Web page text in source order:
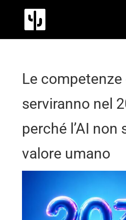
Le competenze
serviranno nel
perché l’AI non
valore umano